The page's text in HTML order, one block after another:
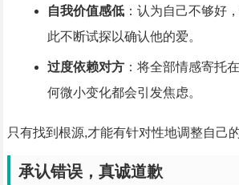
自我价值感低：认为自己不够好
此不断试探以确认他的爱。
过度依赖对方：将全部情感寄托
何微小变化都会引发焦虑。
只有找到根源,才能有针对性地调整自己
承认错误，真诚道歉